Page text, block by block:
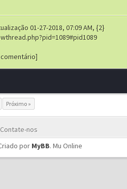
01-27-2018, 07:09 AM, {2}
Próximo »
Contate-nos
por MyBB. Mu Online